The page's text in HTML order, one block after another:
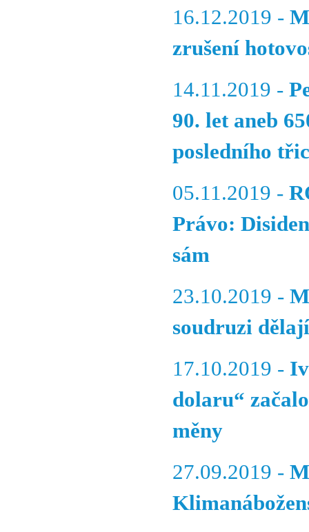
16.12.2019 -
zrušení
14.11.2019 -
90. let aneb
posledního
05.11.2019 -
Právo:
sám
23.10.2019 -
soudruzi
17.10.2019 -
dolaru“
měny
27.09.2019 -